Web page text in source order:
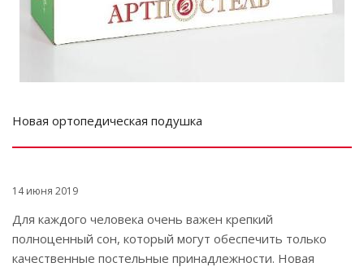
Новая ортопедическая подушка
14 июня 2019
Для каждого человека очень важен крепкий
полноценный сон, который могут обеспечить только
качественные постельные принадлежности. Новая